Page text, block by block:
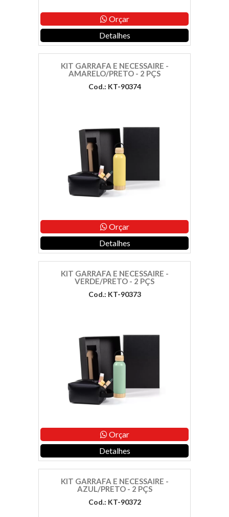
Orçar
Detalhes
KIT GARRAFA E NECESSAIRE -
AMARELO/PRETO - 2 PÇS
Cod.: KT-90374
Orçar
Detalhes
KIT GARRAFA E NECESSAIRE -
VERDE/PRETO - 2 PÇS
Cod.: KT-90373
Orçar
Detalhes
KIT GARRAFA E NECESSAIRE -
AZUL/PRETO - 2 PÇS
Cod.: KT-90372